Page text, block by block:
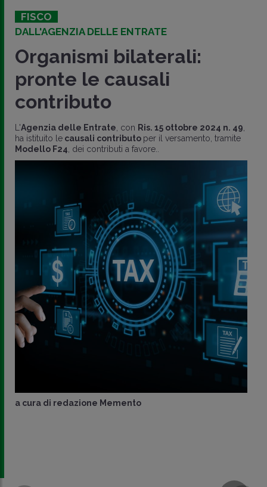
FISCO
DALL'AGENZIA DELLE ENTRATE
Organismi bilaterali:
pronte le causali
contributo
L'Agenzia delle Entrate , con Ris. 15 ottobre 2024 n. 49
ha istituito le causali contributo per il versamento, tramite
Modello F24 , dei contributi a favore..
a cura di redazione Memento